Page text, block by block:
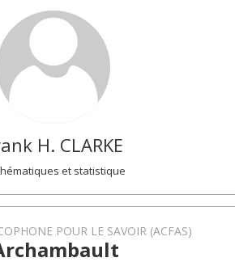
H. CLARKE
et statistique
POUR LE SAVOIR (ACFAS)